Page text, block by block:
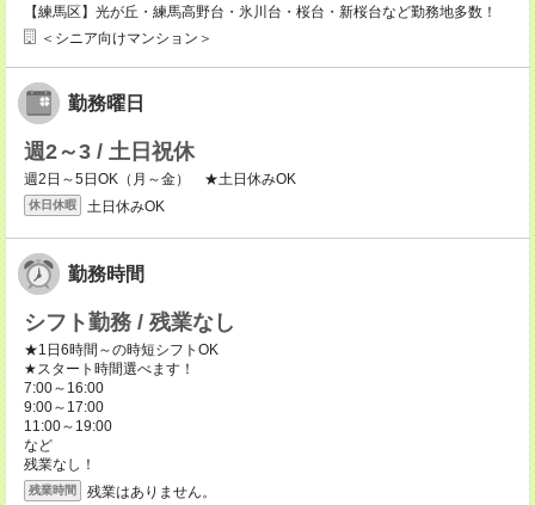
【練馬区】光が丘・練馬高野台・氷川台・桜台・新桜台など勤務地多数！
＜シニア向けマンション＞
勤務曜日
週2～3 / 土日祝休
週2日～5日OK（月～金） ★土日休みOK
休日休暇 土日休みOK
勤務時間
シフト勤務 / 残業なし
★1日6時間～の時短シフトOK
★スタート時間選べます！
7:00～16:00
9:00～17:00
11:00～19:00
など
残業なし！
残業時間 残業はありません。